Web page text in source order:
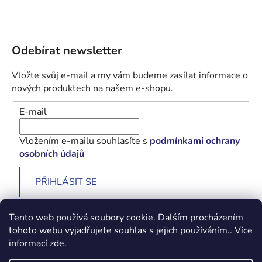
Tento web používá soubory cookie. Dalším procházením
tohoto webu vyjadřujete souhlas s jejich používáním.. Více
informacízde.
Odebírat newsletter
Vložte svůj e-mail a my vám budeme zasílat informace o
nových produktech na našem e-shopu.
E-mail
Vložením e-mailu souhlasíte s podmínkami ochrany
osobních údajů
PŘIHLÁSIT SE
Obchodní podmínky Podmínky ochrany osobních údajů